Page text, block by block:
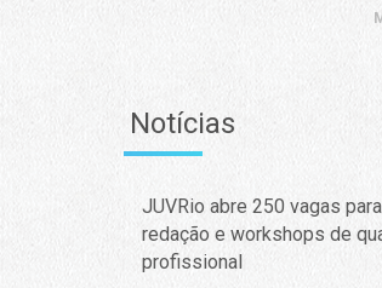
Notícias
JUVRio abre 250 vagas
redação e workshops de
profissional